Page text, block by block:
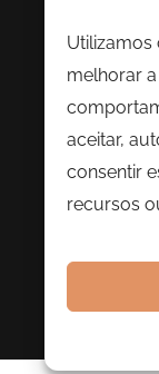
Utilizamos
melhorar
aceitar,
consentir
recursos